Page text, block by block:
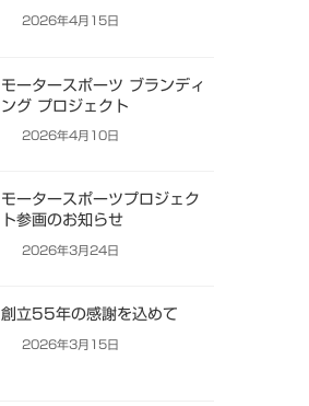
2026年4月15日
モータースポーツ ブランディ
ング プロジェクト
2026年4月10日
モータースポーツプロジェク
ト参画のお知らせ
2026年3月24日
創立55年の感謝を込めて
2026年3月15日